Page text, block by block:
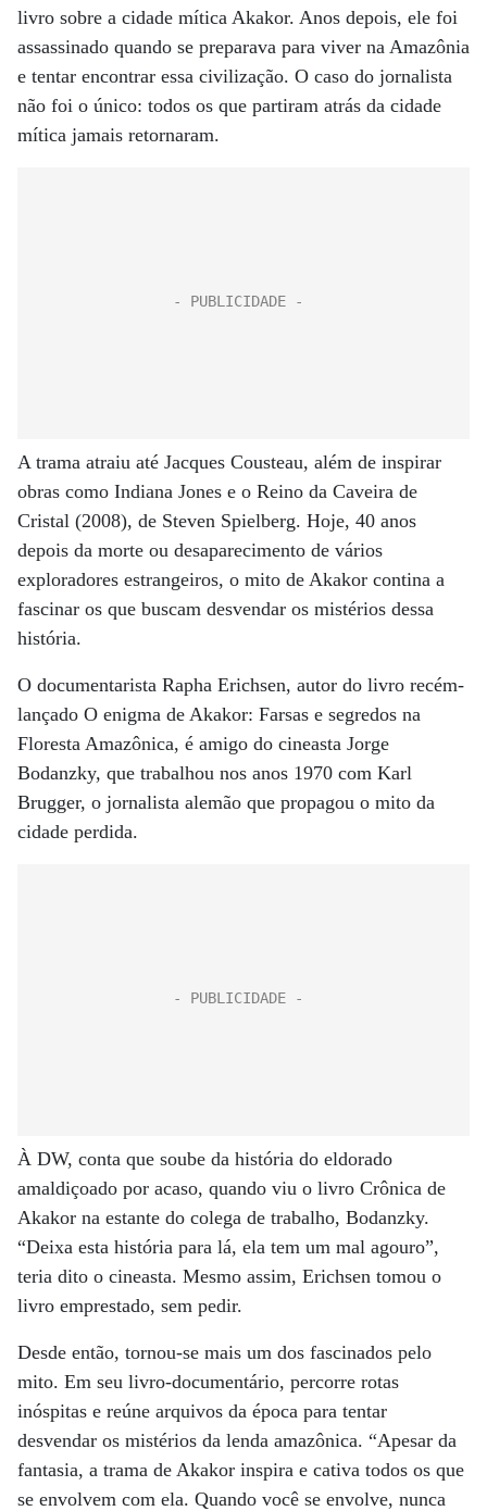
livro sobre a cidade mítica Akakor. Anos depois, ele foi
assassinado quando se preparava para viver na Amazônia
e tentar encontrar essa civilização. O caso do jornalista
não foi o único: todos os que partiram atrás da cidade
mítica jamais retornaram.
A trama atraiu até Jacques Cousteau, além de inspirar
obras como Indiana Jones e o Reino da Caveira de
Cristal (2008), de Steven Spielberg. Hoje, 40 anos
depois da morte ou desaparecimento de vários
exploradores estrangeiros, o mito de Akakor contina a
fascinar os que buscam desvendar os mistérios dessa
história.
O documentarista Rapha Erichsen, autor do livro recém-
lançado O enigma de Akakor: Farsas e segredos na
Floresta Amazônica, é amigo do cineasta Jorge
Bodanzky, que trabalhou nos anos 1970 com Karl
Brugger, o jornalista alemão que propagou o mito da
cidade perdida.
À DW, conta que soube da história do eldorado
amaldiçoado por acaso, quando viu o livro Crônica de
Akakor na estante do colega de trabalho, Bodanzky.
“Deixa esta história para lá, ela tem um mal agouro”,
teria dito o cineasta. Mesmo assim, Erichsen tomou o
livro emprestado, sem pedir.
Desde então, tornou-se mais um dos fascinados pelo
mito. Em seu livro-documentário, percorre rotas
inóspitas e reúne arquivos da época para tentar
desvendar os mistérios da lenda amazônica. “Apesar da
fantasia, a trama de Akakor inspira e cativa todos os que
se envolvem com ela. Quando você se envolve, nunca